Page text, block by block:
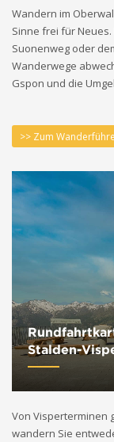
Wandern im
Sinne frei für
Suonenweg oder
Wanderwege
Gspon und die
>> Zum
Stalden-
Von Visperterminen
wandern Sie